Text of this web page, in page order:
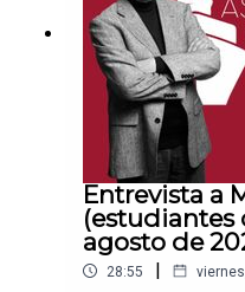
2Tienda:https://
Entrevista a
(estudiantes
agosto de
28:55 |